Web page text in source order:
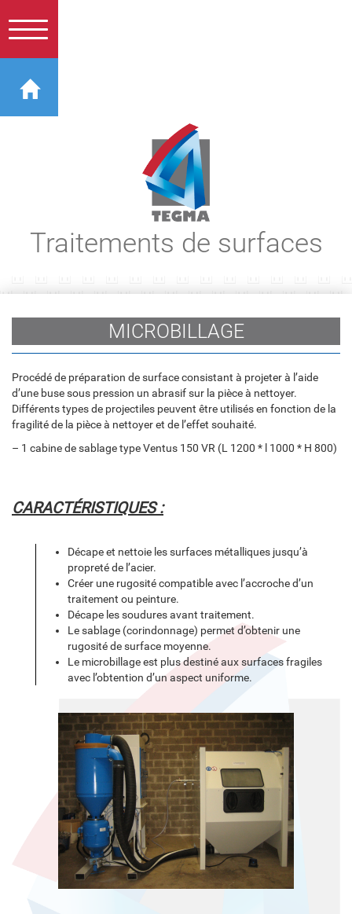
Traitements de surfaces
MICROBILLAGE
Procédé de préparation de surface consistant à projeter à l’aide
d’une buse sous pression un abrasif sur la pièce à nettoyer.
Différents types de projectiles peuvent être utilisés en fonction de la
fragilité de la pièce à nettoyer et de l’effet souhaité.
– 1 cabine de sablage type Ventus 150 VR (L 1200 * l 1000 * H 800)
CARACTÉRISTIQUES :
Décape et nettoie les surfaces métalliques jusqu’à
propreté de l’acier.
Créer une rugosité compatible avec l’accroche d’un
traitement ou peinture.
Décape les soudures avant traitement.
Le sablage (corindonnage) permet d’obtenir une
rugosité de surface moyenne.
Le microbillage est plus destiné aux surfaces fragiles
avec l’obtention d’un aspect uniforme.